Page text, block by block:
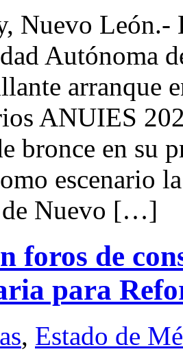
Nuevo León.-
Autónoma
arranque
ANUIES
bronce en su
escenario
Nuevo […]
foros de
para
, Estado de